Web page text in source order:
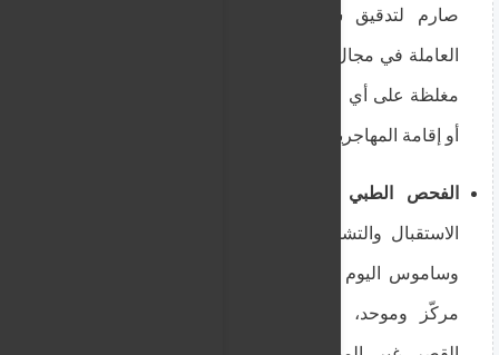
صارم لتدقيق سجلات المنظمات غير الحكومية
العاملة في مجال الإغاثة واللجوء، مع فرض عقوبات
مغلظة على أي عضو يثبت تورطه في تسهيل دخول
أو إقامة المهاجرين بشكل غير قانوني.
الفحص الطبي والنفسي الإلزامي:
وساموس اليوم بتطبيق نظام فحص طبي ونفسي
مركّز وموحد، لتحديد الفئات الأكثر ضعفاً (مثل